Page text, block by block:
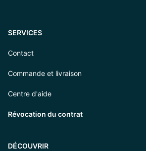
SERVICES
Contact
Commande et livraison
Centre d'aide
Révocation du contrat
DÉCOUVRIR